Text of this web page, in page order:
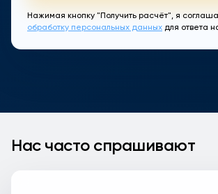
Нажимая кнопку "Получить расчёт", я
обработку персональных данных для ответа
Нас часто спрашивают